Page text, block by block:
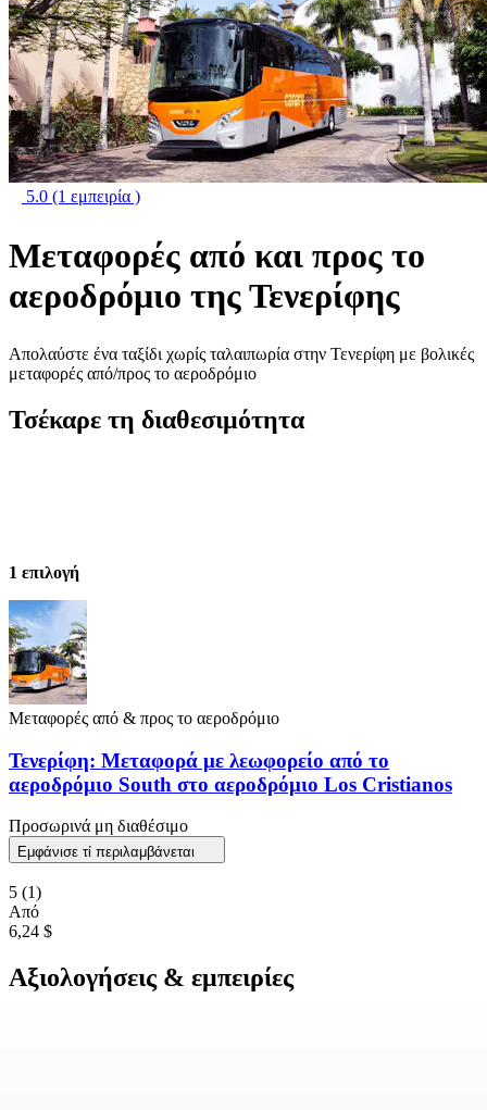
5.0 (1 εμπειρία )
Μεταφορές από και προς το
αεροδρόμιο της Τενερίφης
Απολαύστε ένα ταξίδι χωρίς ταλαιπωρία στην Τενερίφη με βολικές
μεταφορές από/προς το αεροδρόμιο
Τσέκαρε τη διαθεσιμότητα
1 επιλογή
Μεταφορές από & προς το αεροδρόμιο
Τενερίφη: Μεταφορά με λεωφορείο από το
αεροδρόμιο South στο αεροδρόμιο Los Cristianos
Προσωρινά μη διαθέσιμο
Εμφάνισε τί περιλαμβάνεται
5 (1)
Από
6,24 $
Αξιολογήσεις & εμπειρίες